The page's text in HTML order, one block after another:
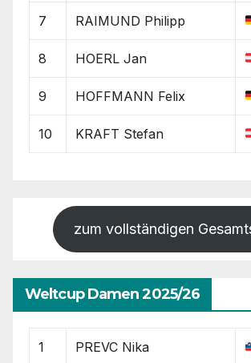
7 RAIMUND Philipp
8 HOERL Jan
9 HOFFMANN Felix
10 KRAFT Stefan
zum vollständigen
Weltcup Damen 2025/26
1 PREVC Nika